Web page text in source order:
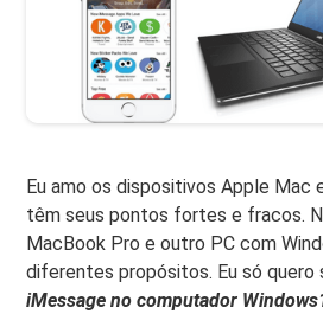
Eu amo os dispositivos Apple Mac
têm seus pontos fortes e fracos.
MacBook Pro e outro PC com
diferentes propósitos. Eu só quero
iMessage no computador